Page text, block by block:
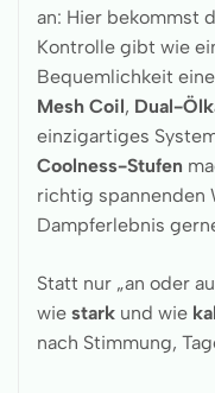
an: Hier bekommst
Kontrolle gibt wie
Bequemlichkeit
Mesh Coil, Dual-
einzigartiges
Coolness-Stufen
richtig spannenden
Dampferlebnis
Statt nur „an oder
wie stark und wie
nach Stimmung,